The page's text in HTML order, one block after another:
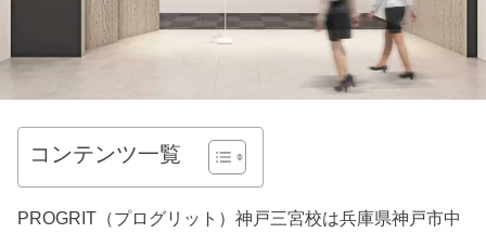
コンテンツ一覧
PROGRIT（プログリット）神戸三宮校は兵庫県神戸市中